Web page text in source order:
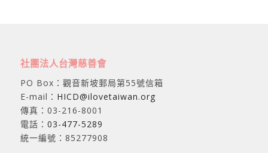
社團法人台灣慈善會
PO Box：觀音新坡郵局第55號信箱
E-mail： HICD@ilovetaiwan.org
傳真：03-216-8001
電話： 03-477-5289
統一編號：85277908